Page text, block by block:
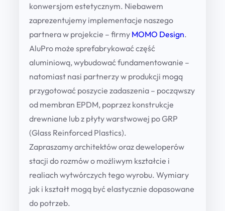
1
8
7
0
0
,
z
D
C
u
n
t
konwersjom estetycznym. Niebawem
zaprezentujemy implementacje naszego
partnera w projekcie – firmy MOMO Design.
AluPro może sprefabrykować część
aluminiową, wybudować fundamentowanie –
natomiast nasi partnerzy w produkcji mogą
przygotować poszycie zadaszenia – począwszy
od membran EPDM, poprzez konstrukcje
drewniane lub z płyty warstwowej po GRP
(Glass Reinforced Plastics).
Zapraszamy architektów oraz deweloperów
stacji do rozmów o możliwym kształcie i
realiach wytwórczych tego wyrobu. Wymiary
jak i kształt mogą być elastycznie dopasowane
do potrzeb.